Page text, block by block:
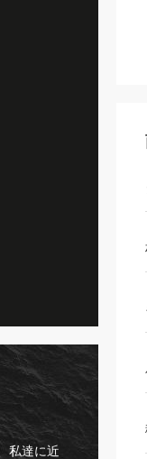
フェルナ
Kama haのsidoの